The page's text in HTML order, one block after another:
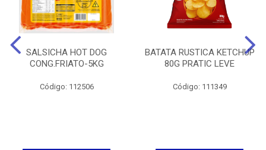
SALSICHA HOT DOG
CONG.FRIATO-5KG
Código: 112506
BATATA RUSTICA KETCHUP
80G PRATIC LEVE
Código: 111349